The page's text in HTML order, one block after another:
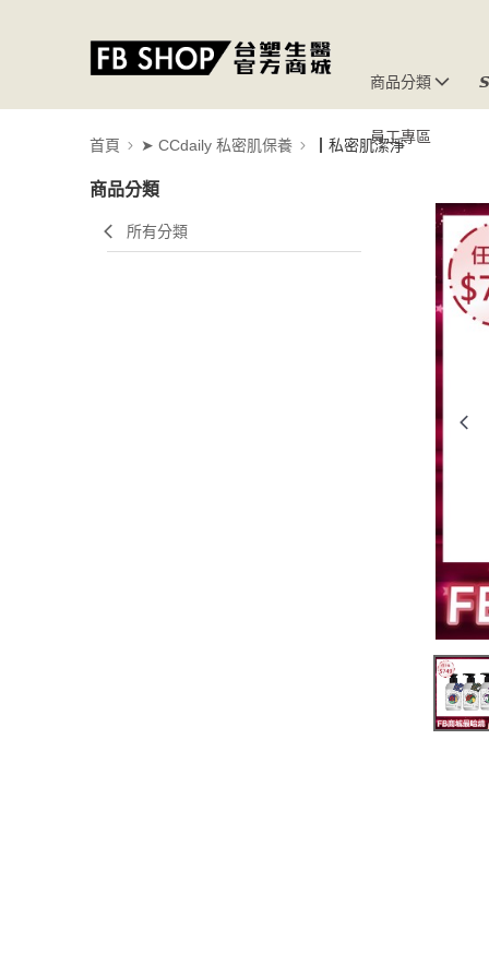
商品分類
員工專區
首頁 ➤ CCdaily 私密肌保養 ┃私密肌潔淨
商品分類
所有分類